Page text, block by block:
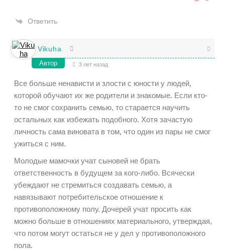
Ответить
Vikuha
Автор 3 лет назад
Все больше ненависти и злости с юности у людей,
которой обучают их же родители и знакомые. Если кто-
то не смог сохранить семью, то старается научить
остальных как избежать подобного. Хотя зачастую
личность сама виновата в том, что один из пары не смог
ужиться с ним.
Молодые мамочки учат сыновей не брать
ответственность в будущем за кого-либо. Всячески
убеждают не стремиться создавать семью, а
навязывают потребительское отношение к
противоположному полу. Дочерей учат просить как
можно больше в отношениях материального, утверждая,
что потом могут остаться не у дел у противоположного
пола.